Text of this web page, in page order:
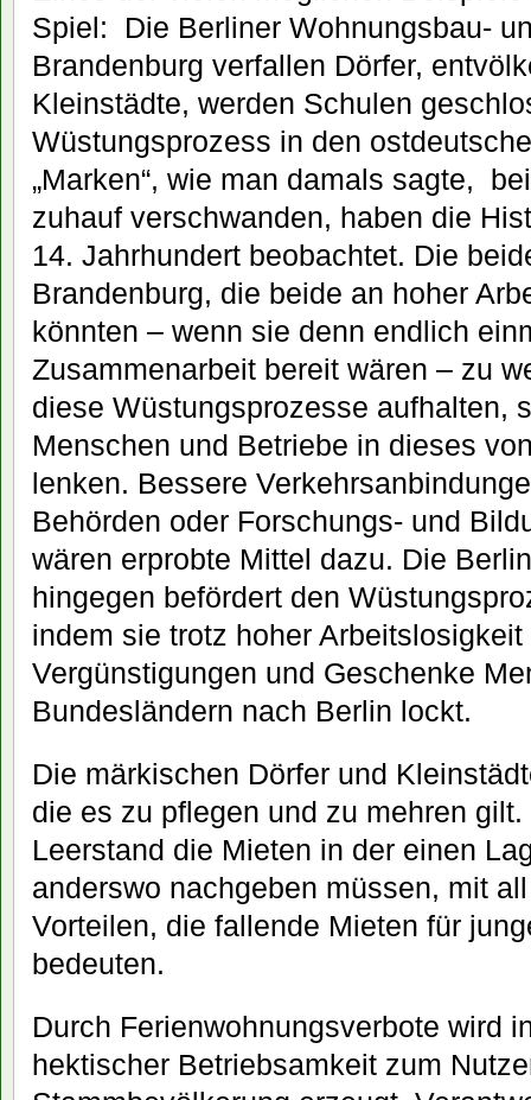
Spiel: Die Berliner Wohnungsbau-
Brandenburg verfallen Dörfer,
Kleinstädte, werden Schulen
Wüstungsprozess in den
„Marken“, wie man damals sagte,
zuhauf verschwanden, haben die
14. Jahrhundert beobachtet. Die
Brandenburg, die beide an hoher
könnten – wenn sie denn endlich
Zusammenarbeit bereit wären – zu
diese Wüstungsprozesse aufhalten,
Menschen und Betriebe in dieses
lenken. Bessere
Behörden oder Forschungs- und
wären erprobte Mittel dazu. Die
hingegen befördert den
indem sie trotz hoher
Vergünstigungen und Geschenke
Bundesländern nach Berlin lockt.
Die märkischen Dörfer und
die es zu pflegen und zu mehren
Leerstand die Mieten in der einen
anderswo nachgeben müssen, mit
Vorteilen, die fallende Mieten für
bedeuten.
Durch Ferienwohnungsverbote wird
hektischer Betriebsamkeit zum